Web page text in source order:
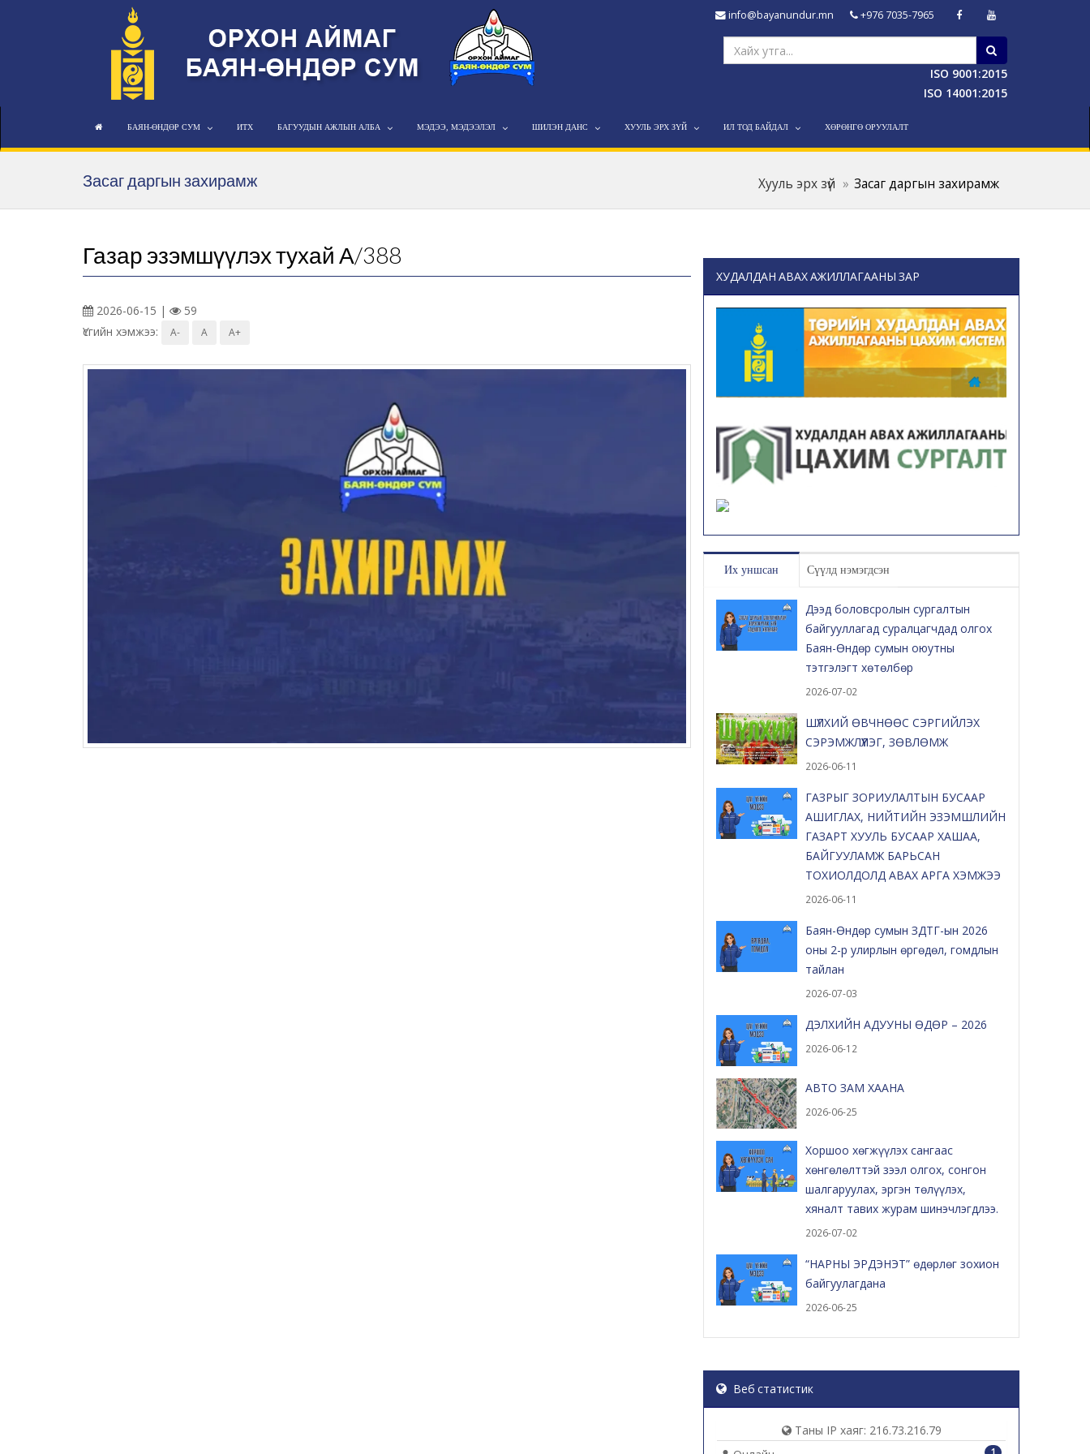
info@bayanundur.mn +976 7035-7965
ISO 9001:2015
ISO 14001:2015
БАЯН-ӨНДӨР СУМ ИТХ БАГУУДЫН АЖЛЫН АЛБА МЭДЭЭ, МЭДЭЭЛЭЛ ШИЛЭН ДАНС ХУУЛЬ ЭРХ ЗҮЙ ИЛ ТОД БАЙДАЛ ХӨРӨНГӨ ОРУУЛАЛТ
Засаг даргын захирамж Хууль эрх зүй Засаг даргын захирамж
Газар эзэмшүүлэх тухай А/388
2026-06-15 |
59
Үсгийн хэмжээ:
A- A A+
ХУДАЛДАН АВАХ АЖИЛЛАГААНЫ ЗАР
Их уншсан Сүүлд нэмэгдсэн
Дээд боловсролын сургалтын
байгууллагад суралцагчдад олгох
Баян-Өндөр сумын оюутны
тэтгэлэгт хөтөлбөр
2026-07-02
ШҮЛХИЙ ӨВЧНӨӨС СЭРГИЙЛЭХ
СЭРЭМЖЛҮҮЛЭГ, ЗӨВЛӨМЖ
2026-06-11
ГАЗРЫГ ЗОРИУЛАЛТЫН БУСААР
АШИГЛАХ, НИЙТИЙН ЭЗЭМШЛИЙН
ГАЗАРТ ХУУЛЬ БУСААР ХАШАА,
БАЙГУУЛАМЖ БАРЬСАН
ТОХИОЛДОЛД АВАХ АРГА ХЭМЖЭЭ
2026-06-11
Баян-Өндөр сумын ЗДТГ-ын 2026
оны 2-р улирлын өргөдөл, гомдлын
тайлан
2026-07-03
ДЭЛХИЙН АДУУНЫ ӨДӨР – 2026
2026-06-12
АВТО ЗАМ ХААНА
2026-06-25
Хоршоо хөгжүүлэх сангаас
хөнгөлөлттэй зээл олгох, сонгон
шалгаруулах, эргэн төлүүлэх,
хяналт тавих журам шинэчлэгдлээ.
2026-07-02
“НАРНЫ ЭРДЭНЭТ” өдөрлөг зохион
байгуулагдана
2026-06-25
Веб статистик
Таны IP хаяг: 216.73.216.79